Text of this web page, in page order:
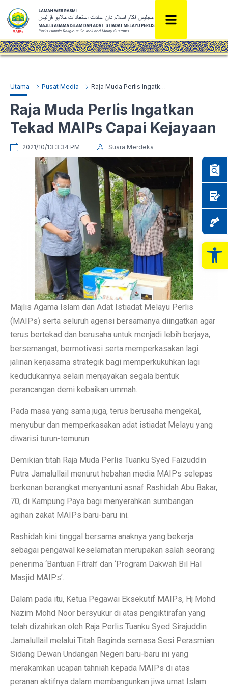
Utama Pusat Media Raja Muda Perlis Ingatkan Tekad MAIPs Capai Kejayaan
Raja Muda Perlis Ingatkan
Tekad MAIPs Capai Kejayaan
2021/10/13 3:34 PM Suara Merdeka
Majlis Agama Islam dan Adat Istiadat Melayu Perlis
(MAIPs) serta seluruh agensi bersamanya diingatkan agar
terus bertekad dan berusaha untuk menjadi lebih berjaya,
bersemangat, bermotivasi serta memperkasakan lagi
jalinan kerjasama strategik bagi memperkukuhkan lagi
kedudukannya selain menjayakan segala bentuk
perancangan demi kebaikan ummah.
Pada masa yang sama juga, terus berusaha mengekal,
menyubur dan memperkasakan adat istiadat Melayu yang
diwarisi turun-temurun.
Demikian titah Raja Muda Perlis Tuanku Syed Faizuddin
Putra Jamalullail menurut hebahan media MAIPs selepas
berkenan berangkat menyantuni asnaf Rashidah Abu Bakar,
70, di Kampung Paya bagi menyerahkan sumbangan
agihan zakat MAIPs baru-baru ini.
Rashidah kini tinggal bersama anaknya yang bekerja
sebagai pengawal keselamatan merupakan salah seorang
penerima ‘Bantuan Fitrah’ dan ‘Program Dakwah Bil Hal
Masjid MAIPs’.
Dalam pada itu, Ketua Pegawai Eksekutif MAIPs, Hj Mohd
Nazim Mohd Noor bersyukur di atas pengiktirafan yang
telah dizahirkan oleh Raja Perlis Tuanku Syed Sirajuddin
Jamalullail melalui Titah Baginda semasa Sesi Perasmian
Sidang Dewan Undangan Negeri baru-baru ini yang
merakamkan ucapan tahniah kepada MAIPs di atas
peranan aktifnya dalam membangunkan jiwa umat Islam